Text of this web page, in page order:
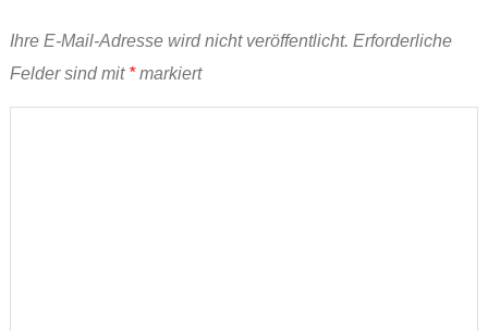
Ihre E-Mail-Adresse wird nicht veröffentlicht. Erforderliche
Felder sind mit *markiert